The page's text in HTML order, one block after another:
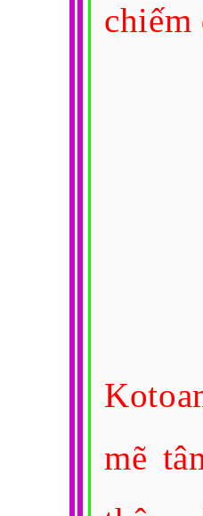
chiếm
mẽ